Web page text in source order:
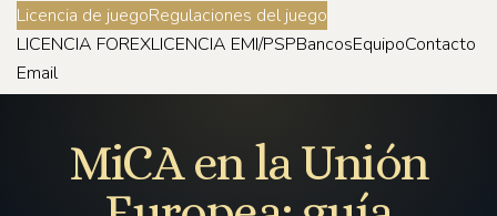
Licencia de juegoRegulaciones del juego
LICENCIA FOREXLICENCIA EMI/PSPBancosEquipoContacto
Email
MiCA en la Unión